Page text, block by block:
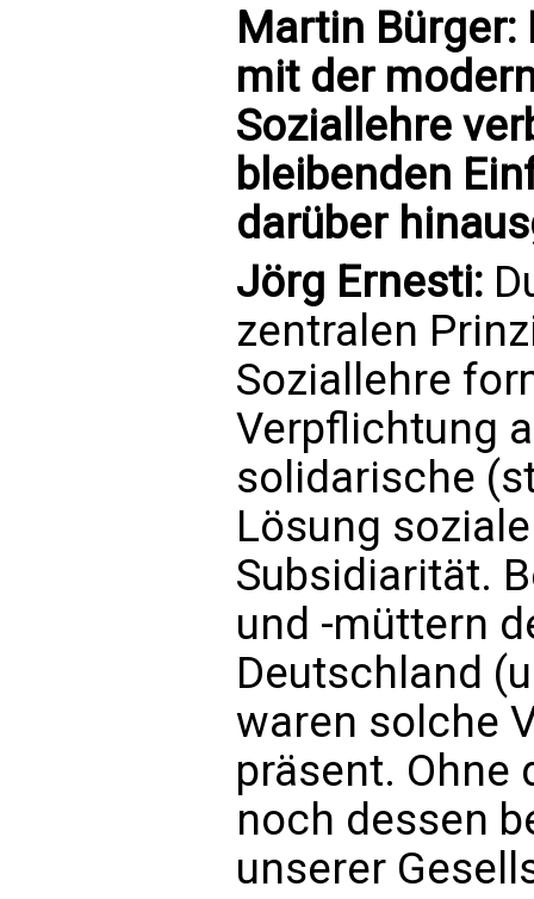
Martin
mit der
Soziallehre
bleibenden
darüber
Jörg Ernesti:
zentralen
Soziallehre
Verpflichtung
solidarische
Lösung
Subsidiarität.
und -müttern
Deutschland
waren solche
präsent. Ohne
noch dessen
unserer